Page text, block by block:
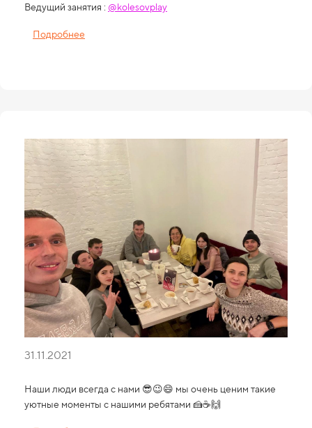
Ведущий занятия : @kolesovplay
Подробнее
31.11.2021
Наши люди всегда с нами 😎😉😄 мы очень ценим такие
уютные моменты с нашими ребятами 🍰☕️🙌